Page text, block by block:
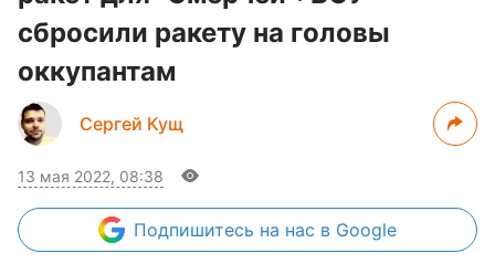
сбросили ракету на головы
оккупантам
Сергей Кущ
13 мая 2022, 08:38
Подпишитесь на нас в Google